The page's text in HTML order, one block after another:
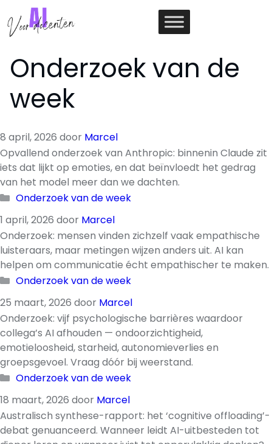
naar
de
Onderzoek van de
week
8 april, 2026 door Marcel
Opvallend onderzoek van Anthropic: binnenin Claude zit
iets dat lijkt op emoties, en dat beïnvloedt het gedrag
van het model meer dan we dachten.
Categorieën
Onderzoek van de week
1 april, 2026 door Marcel
Onderzoek: mensen vinden zichzelf vaak empathische
luisteraars, maar metingen wijzen anders uit. AI kan
helpen om communicatie écht empathischer te maken.
Categorieën
Onderzoek van de week
25 maart, 2026 door Marcel
Onderzoek: vijf psychologische barrières waardoor
collega’s AI afhouden — ondoorzichtigheid,
emotieloosheid, starheid, autonomieverlies en
groepsgevoel. Vraag dóór bij weerstand.
Categorieën
Onderzoek van de week
18 maart, 2026 door Marcel
Australisch synthese-rapport: het ‘cognitive offloading’-
debat genuanceerd. Wanneer leidt AI-uitbesteden tot